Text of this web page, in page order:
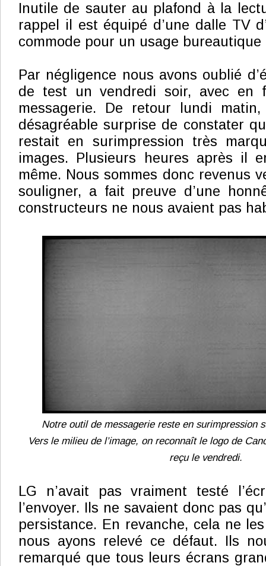
Inutile de sauter au plafond à la
rappel il est équipé d’une dalle TV
commode pour un usage bureautique
Par négligence nous avons oublié
de test un vendredi soir, avec en
messagerie. De retour lundi
désagréable surprise de constater
restait en surimpression très
images. Plusieurs heures après il
même. Nous sommes donc revenus
souligner, a fait preuve d’une
constructeurs ne nous avaient pas
Notre outil de messagerie reste en surimpression
Vers le milieu de l’image, on reconnaît le logo de
reçu le vendredi.
LG n’avait pas vraiment testé
l’envoyer. Ils ne savaient donc pas
persistance. En revanche, cela ne
nous ayons relevé ce défaut. Ils
remarqué que tous leurs écrans